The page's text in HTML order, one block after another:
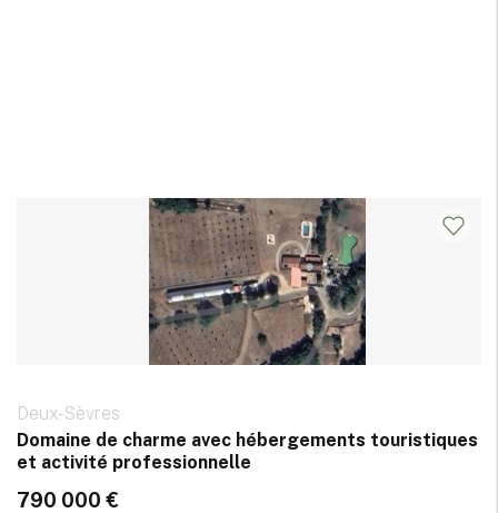
Deux-Sèvres
Domaine de charme avec hébergements touristiques
et activité professionnelle
790 000 €